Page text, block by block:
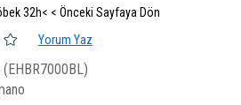
32h< < Önceki Sayfaya Dön
Yorum Yaz
(EHBR7000BL)